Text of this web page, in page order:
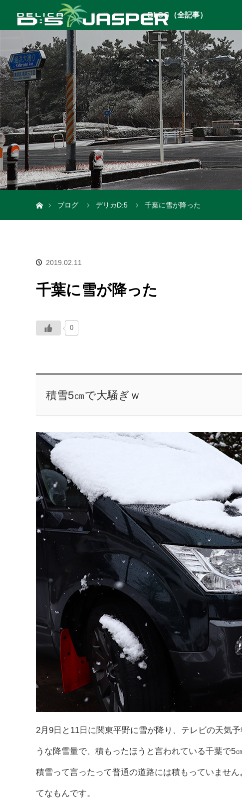
BLOG（全記事）
ブログ
デリカD:5 千葉に雪が降った
2019.02.11
千葉に雪が降った
0
積雪5㎝で大騒ぎｗ
2月9日と11日に関東平野に雪が降り、テレビの天気
うな降雪量で、積もったほうと言われている千葉で5
積雪って言ったって普通の道路には積もっていませ
てなもんです。